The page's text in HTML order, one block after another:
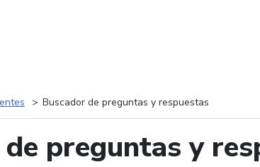
Buscador de preguntas y respuestas
preguntas y